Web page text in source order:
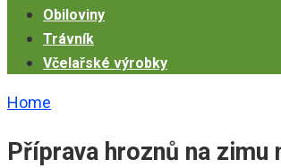
Obiloviny
Trávník
Včelařské výrobky
Home
Příprava hroznů na zimu